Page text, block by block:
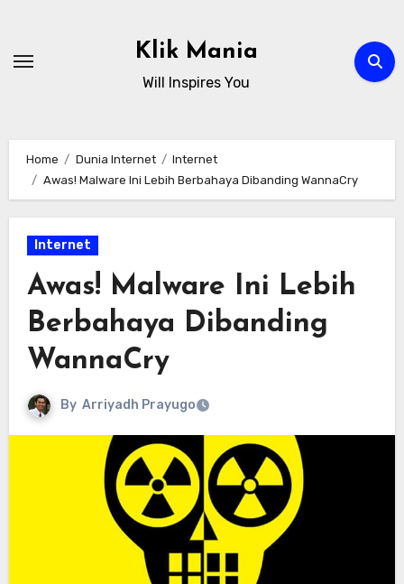
content
Klik Mania
Will Inspires You
Home Dunia Internet
Internet
Awas! Malware Ini Lebih Berbahaya Dibanding WannaCry
Internet
Awas! Malware Ini Lebih
Berbahaya Dibanding
WannaCry
By Arriyadh Prayugo